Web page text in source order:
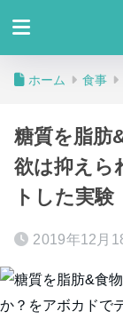
ホーム 食事
糖質を脂肪
欲は抑えら
トした実験
2019年12月